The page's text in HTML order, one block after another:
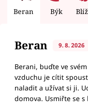
Beran Býk
Beran 9. 8. 2026
Berani, buďte ve
vzduchu je cítit
naladit a užívat si ji.
domova. Usmiřte se